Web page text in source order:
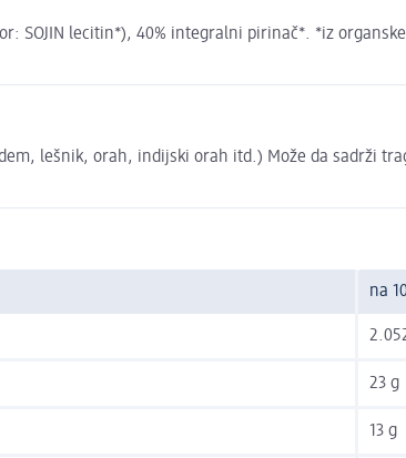
SOJIN lecitin*), 40% integralni pirinač*. *iz
lešnik, orah, indijski orah itd.) Može da sadrži
na
23 g
13 g